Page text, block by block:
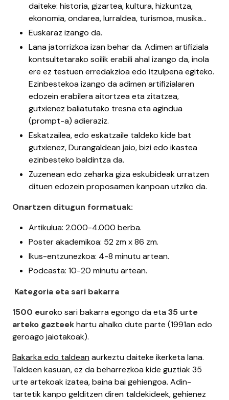
daiteke: historia, gizartea, kultura, hizkuntza,
ekonomia, ondarea, lurraldea, turismoa, musika...
Euskaraz izango da.
Lana jatorrizkoa izan behar da. Adimen artifiziala
kontsultetarako soilik erabili ahal izango da, inola
ere ez testuen erredakzioa edo itzulpena egiteko.
Ezinbestekoa izango da adimen artifizialaren
edozein erabilera aitortzea eta zitatzea,
gutxienez baliatutako tresna eta agindua
(prompt-a) adieraziz.
Eskatzailea, edo eskatzaile taldeko kide bat
gutxienez, Durangaldean jaio, bizi edo ikastea
ezinbesteko baldintza da.
Zuzenean edo zeharka giza eskubideak urratzen
dituen edozein proposamen kanpoan utziko da.
Onartzen ditugun formatuak:
Artikulua: 2.000-4.000 berba.
Poster akademikoa: 52 zm x 86 zm.
Ikus-entzunezkoa: 4-8 minutu artean.
Podcasta: 10-20 minutu artean.
Kategoria eta sari bakarra
1500 euroko sari bakarra egongo da eta35 urte
arteko gazteekhartu ahalko dute parte (1991an edo
geroago jaiotakoak).
Bakarka edo taldeanaurkeztu daiteke ikerketa lana.
Taldeen kasuan, ez da beharrezkoa kide guztiak 35
urte artekoak izatea, baina bai gehiengoa. Adin-
tartetik kanpo gelditzen diren taldekideek, gehienez